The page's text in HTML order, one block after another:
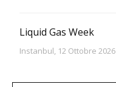
Liquid Gas Week
Instanbul, 12 Ottobre 2026